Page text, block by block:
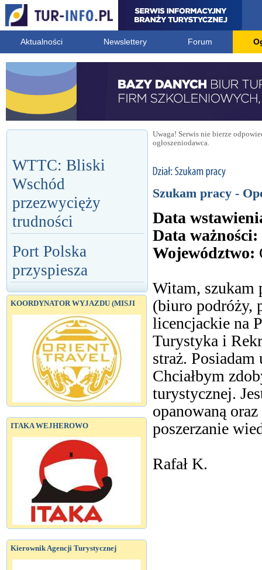
Aktualności Newslettery Forum
WTTC: Bliski
Wschód
przezwycięży
trudności
Port Polska
przyspiesza
KOORDYNATOR WYJAZDU (MISJI
ITAKA WEJHEROWO
Kierownik Agencji Turystycznej
Uwaga! Serwis nie bierze
ogłoszeniodawca.
Szukam pracy -
Data
Data ważności:
Województwo:
Witam, szukam
(biuro podróży,
licencjackie na
Turystyka i
straż.
Chciałbym
turystycznej.
opanowaną
poszerzanie
Rafał K.